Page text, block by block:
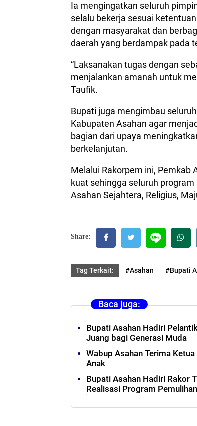
Ia mengingatkan seluruh
selalu bekerja sesuai
dengan masyarakat dan
daerah yang berdampak pada
“Laksanakan tugas dengan
menjalankan amanah untuk
Taufik.
Bupati juga mengimbau
Kabupaten Asahan agar
bagian dari upaya
berkelanjutan.
Melalui Rakorpem ini, Pemkab
kuat sehingga seluruh
Asahan Sejahtera, Religius,
Share:
Tag Terkait: #Asahan #Bupati
Baca juga:
Bupati Asahan Hadiri
Juang bagi Generasi Muda
Wabup Asahan Terima
Anak
Bupati Asahan Hadiri Rakor
Realisasi Program Pemulihan